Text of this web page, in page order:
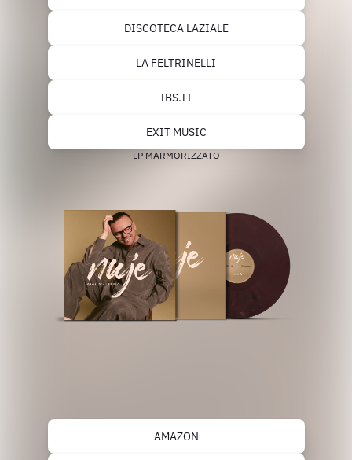
DISCOTECA LAZIALE
LA FELTRINELLI
IBS.IT
EXIT MUSIC
LP MARMORIZZATO
AMAZON